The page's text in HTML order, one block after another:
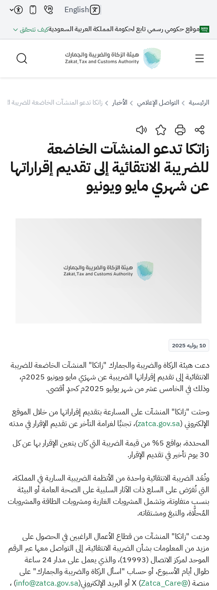
موقع حكومي رسمي تابع لحكومة المملكة العربية السعوديةكيف تتحقق
English
بحث
بحث بحث AI
اقتراحات
الزكاة الجمارك
ضريبة القيمة المضافة
الرئيسية التواصل الإعلامي الأخبار زاتكا تدعو المنشآت الخاضعة للضريبة
زاتكا تدعو المنشآت الخاضعة
للضريبة الانتقائية إلى تقديم إقراراتها
عن شهري مايو ويونيو
10 يوليه 2025
​​​​​​دعت هيئة الزكاة والضريبة والجمارك "زاتكا" المنشآت الخاضعة للضريبة
الانتقائية إلى تقديم إقراراتها الضريبية عن شهرَي مايو ويونيو 2025م،
وذلك في الخامس عشر من شهر يوليو 2025م كحدٍ أقصى.
وحثت "زاتكا" المنشآت على المسارعة بتقديم إقراراتها من خلال الموقع
الإلكتروني (zatca.gov.sa)، تجنبًا لغرامة التأخر عن تقديم الإقرار في مدته
المحددة، بواقع 5% من قيمة الضريبة التي كان يتعين الإقرار بها عن كل
30 يوم تأخير في تقديم الإقرار.
وتُعَد الضريبة الانتقائية واحدة من الأنظمة الضريبية السارية في المملكة،
التي تُفرَض على السلع ذات الآثار السلبية على الصحة العامة أو البيئة
بنسب متفاوتة، وتشمل المشروبات الغازية ومشروبات الطاقة والمشروبات
المُحلَّاة، والتبغ ومشتقاته.
ودعت "زاتكا" المنشآت من قطاع الأعمال الراغبين في الحصول على
مزيد من المعلومات بشأن الضريبة الانتقائية، إلى التواصل معها عبر الرقم
الموحد لمركز الاتصال (19993)، والذي يعمل على مدار 24 ساعة
طوال أيام الأسبوع، أو حساب "اسأل الزكاة والضريبة والجمارك" على
منصة (@Zatca_Care ) X أو البريد الإلكتروني( info@zatca.gov.sa) ،